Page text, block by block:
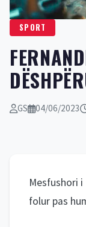
SPORT
GS 04/06/2023
Mesfushori
folur pas